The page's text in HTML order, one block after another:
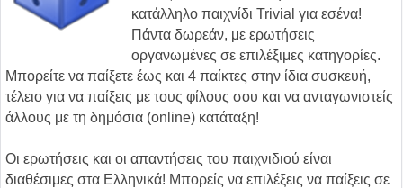
κατάλληλο παιχνίδι Trivial για εσένα!
Πάντα δωρεάν, με ερωτήσεις
οργανωμένες σε επιλέξιμες κατηγορίες.
Μπορείτε να παίξετε έως και 4 παίκτες στην ίδια συσκευή,
τέλειο για να παίξεις με τους φίλους σου και να ανταγωνιστείς
άλλους με τη δημόσια (online) κατάταξη!
Οι ερωτήσεις και οι απαντήσεις του παιχνιδιού είναι
διαθέσιμες στα Ελληνικά! Μπορείς να επιλέξεις να παίξεις σε